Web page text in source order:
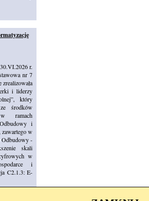
r.
nr 7
i liderzy
który
środków
ramach
i
w
Odbudowy -
skali
w
i
C2.1.3: E-